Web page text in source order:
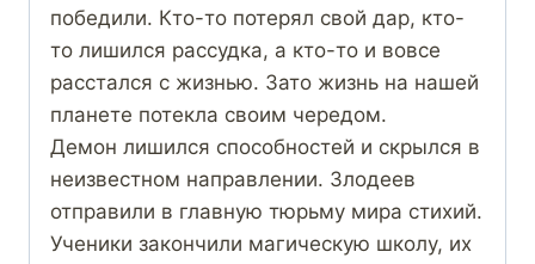
победили. Кто-то потерял свой дар, кто-
то лишился рассудка, а кто-то и вовсе
расстался с жизнью. Зато жизнь на нашей
планете потекла своим чередом.
Демон лишился способностей и скрылся в
неизвестном направлении. Злодеев
отправили в главную тюрьму мира стихий.
Ученики закончили магическую школу, их